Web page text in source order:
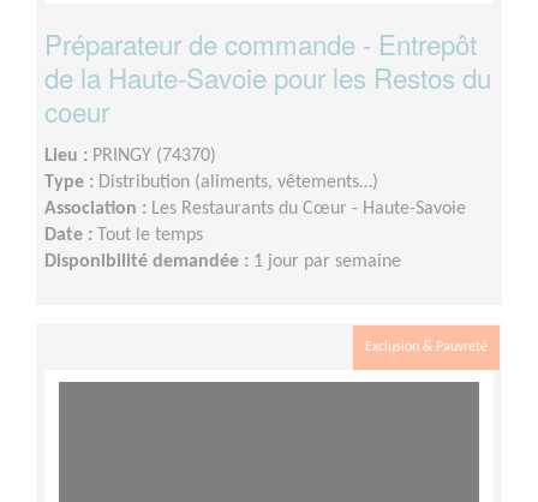
Préparateur de commande - Entrepôt
de la Haute-Savoie pour les Restos du
coeur
Lieu : PRINGY (74370)
Type : Distribution (aliments, vêtements…)
Association : Les Restaurants du Cœur - Haute-Savoie
Date : Tout le temps
Disponibilité demandée : 1 jour par semaine
Exclusion & Pauvreté